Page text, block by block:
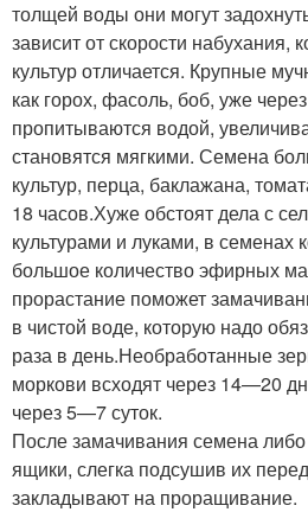
толщей воды они могут
зависит от скорости набухания,
культур отличается. Крупные
как горох, фасоль, боб, уже
пропитываются водой,
становятся мягкими. Семена
культур, перца, баклажана,
18 часов.Хуже обстоят дела с
культурами и луками, в семенах
большое количество эфирных
прорастание поможет
в чистой воде, которую надо
раза в день.Необработанные
моркови всходят через 14—20
через 5—7 суток.
После замачивания семена
ящики, слегка подсушив их
закладывают на проращивание.